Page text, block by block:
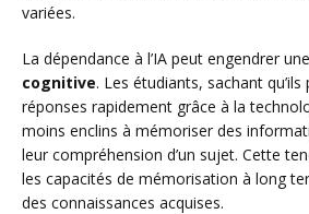
variées.
La dépendance à l’IA peut engendrer
cognitive. Les étudiants, sachant
réponses rapidement grâce à la
moins enclins à mémoriser des
leur compréhension d’un sujet. Cette
les capacités de mémorisation à long
des connaissances acquises.